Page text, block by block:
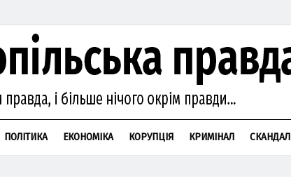
ПОЛІТИКА ЕКОНОМІКА КОРУПЦІЯ КРИМІНАЛ СКАНДАЛ